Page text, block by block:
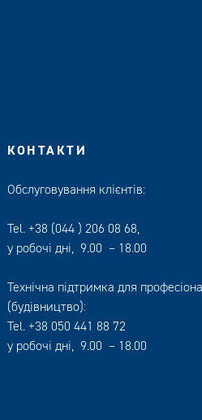
КОНТАКТИ
Обслуговування клієнтів:
Tel. +38 (044 ) 206 08 68,
у робочі дні, 9.00 – 18.00
Технічна підтримка для
(будівництво):
Tel. +38 050 441 88 72
у робочі дні, 9.00 – 18.00